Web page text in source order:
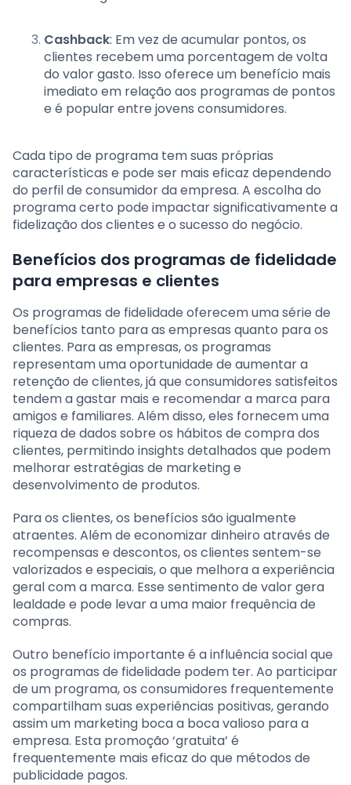
Cashback: Em vez de acumular pontos, os
clientes recebem uma porcentagem de volta
do valor gasto. Isso oferece um benefício mais
imediato em relação aos programas de pontos
e é popular entre jovens consumidores.
Cada tipo de programa tem suas próprias
características e pode ser mais eficaz dependendo
do perfil de consumidor da empresa. A escolha do
programa certo pode impactar significativamente a
fidelização dos clientes e o sucesso do negócio.
Benefícios dos programas de fidelidade
para empresas e clientes
Os programas de fidelidade oferecem uma série de
benefícios tanto para as empresas quanto para os
clientes. Para as empresas, os programas
representam uma oportunidade de aumentar a
retenção de clientes, já que consumidores satisfeitos
tendem a gastar mais e recomendar a marca para
amigos e familiares. Além disso, eles fornecem uma
riqueza de dados sobre os hábitos de compra dos
clientes, permitindo insights detalhados que podem
melhorar estratégias de marketing e
desenvolvimento de produtos.
Para os clientes, os benefícios são igualmente
atraentes. Além de economizar dinheiro através de
recompensas e descontos, os clientes sentem-se
valorizados e especiais, o que melhora a experiência
geral com a marca. Esse sentimento de valor gera
lealdade e pode levar a uma maior frequência de
compras.
Outro benefício importante é a influência social que
os programas de fidelidade podem ter. Ao participar
de um programa, os consumidores frequentemente
compartilham suas experiências positivas, gerando
assim um marketing boca a boca valioso para a
empresa. Esta promoção ‘gratuita’ é
frequentemente mais eficaz do que métodos de
publicidade pagos.